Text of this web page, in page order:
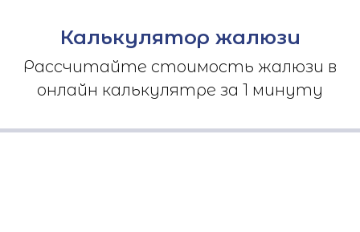
Калькулятор жалюзи
Рассчитайте стоимость жалюзи в
онлайн калькулятре за 1 минуту